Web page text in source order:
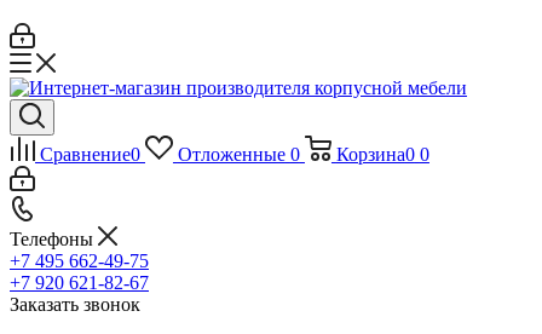
Сравнение0 Отложенные 0 Корзина0 0
Телефоны
+7 495 662-49-75
+7 920 621-82-67
Заказать звонок